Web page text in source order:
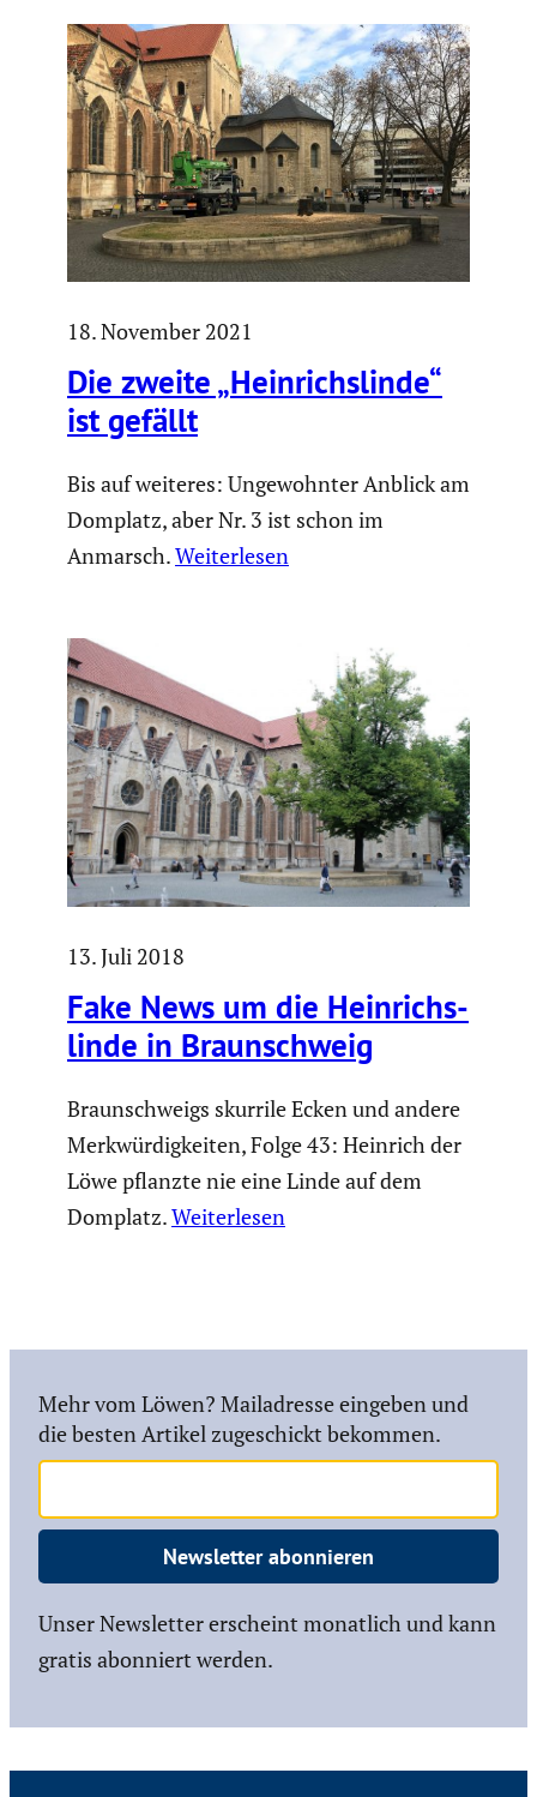
18. November 2021
Die zweite „Heinrichs­linde“
ist gefällt
Bis auf weiteres: Ungewohnter Anblick am
Domplatz, aber Nr. 3 ist schon im
Anmarsch.Weiterlesen
13. Juli 2018
Fake News um die Heinrichs­
linde in Braun­schweig
Braunschweigs skurrile Ecken und andere
Merkwürdigkeiten, Folge 43: Heinrich der
Löwe pflanzte nie eine Linde auf dem
Domplatz.Weiterlesen
Mehr vom Löwen? Mailadresse eingeben und
die besten Artikel zugeschickt bekommen.
Newsletter abonnieren
Unser Newsletter erscheint monatlich und kann
gratis abonniert werden.